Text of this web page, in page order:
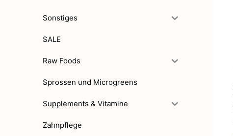
Sonstiges
SALE
Raw Foods
Sprossen und Microgreens
Supplements & Vitamine
Zahnpflege